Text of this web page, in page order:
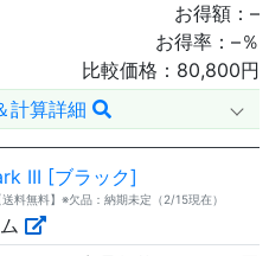
お得額： –
お得率： –％
比較価格： 80,800円
計算詳細
III [ブラック]
料無料】※欠品：納期未定（2/15現在）